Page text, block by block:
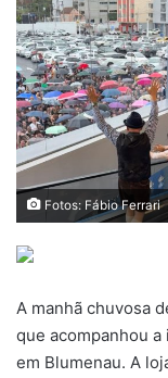
Fotos: Fábio Ferrari
A manhã chuvosa
que acompanhou a
em Blumenau. A